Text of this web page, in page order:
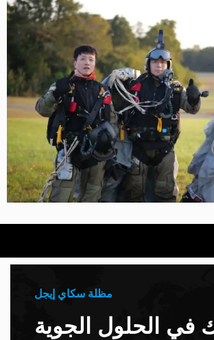
مظلة سكاي إيجل
في الحلول الجوية